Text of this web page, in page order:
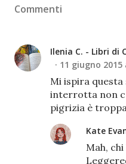
Commenti
Ilenia C. - Libri di
11 giugno 2015
Mi ispira questa
interrotta non
pigrizia è troppa
Kate
Mah,